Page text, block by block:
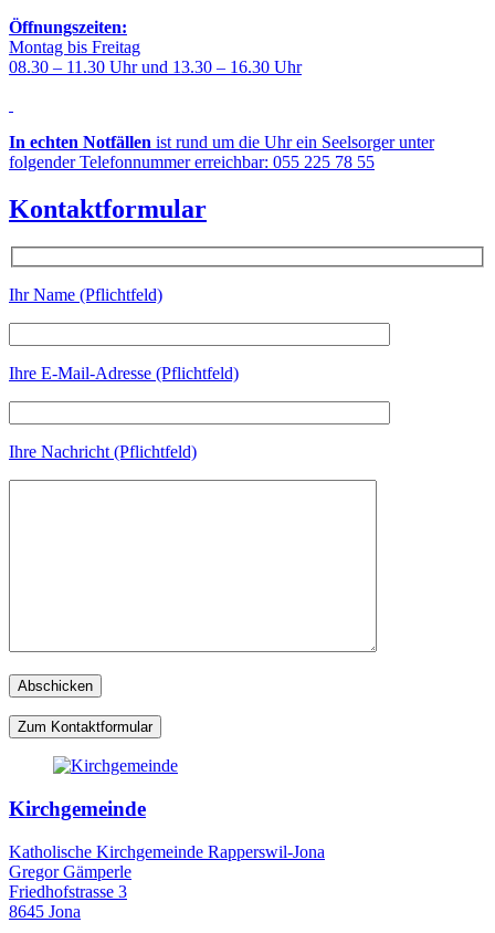
Öffnungszeiten:
Montag bis Freitag
08.30 – 11.30 Uhr und 13.30 – 16.30 Uhr
In echten Notfällen ist rund um die Uhr ein Seelsorger unter
folgender Telefonnummer erreichbar: 055 225 78 55
Kontaktformular
Ihr Name (Pflichtfeld)
Ihre E-Mail-Adresse (Pflichtfeld)
Ihre Nachricht (Pflichtfeld)
Zum Kontaktformular
Kirchgemeinde
Katholische Kirchgemeinde Rapperswil-Jona
Gregor Gämperle
Friedhofstrasse 3
8645 Jona